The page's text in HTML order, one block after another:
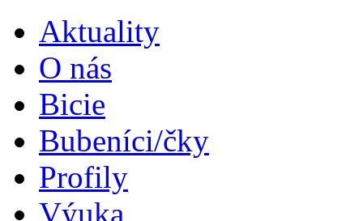
Aktuality
O nás
Bicie
Bubeníci/čky
Profily
Výuka